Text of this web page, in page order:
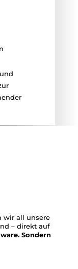
wir all unsere
– direkt auf
Sondern